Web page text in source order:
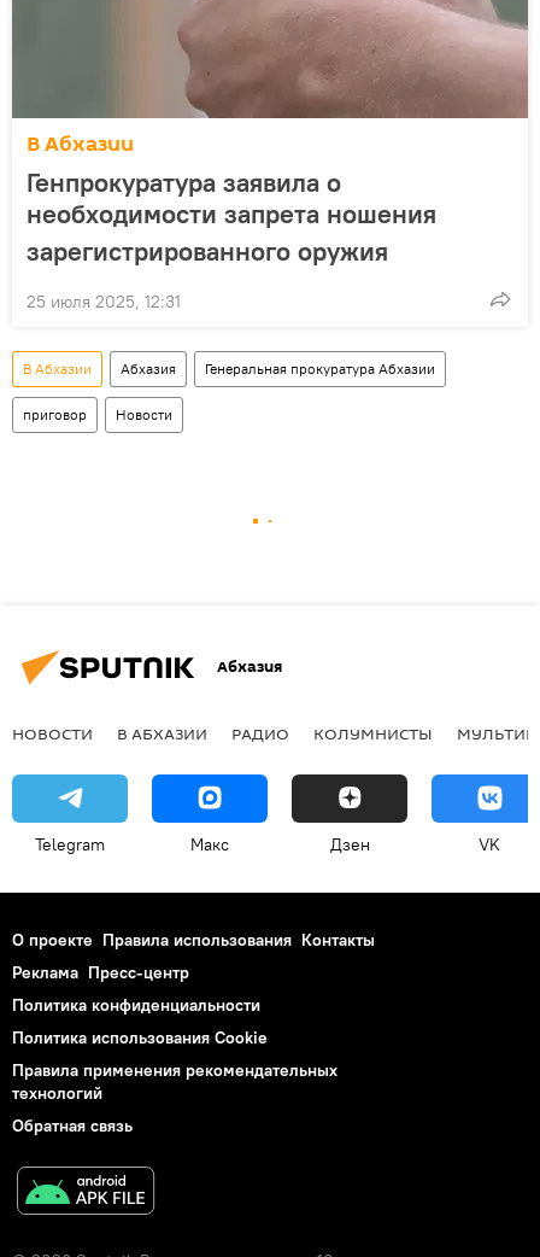
В Абхазии
Генпрокуратура заявила о
необходимости запрета ношения
зарегистрированного оружия
25 июля 2025, 12:31
В Абхазии Абхазия Генеральная прокуратура Абхазии
приговор Новости
Абхазия
НОВОСТИ В АБХАЗИИ РАДИО КОЛУМНИСТЫ
Telegram Макс Дзен VK
О проекте Правила использования Контакты
Реклама Пресс-центр
Политика конфиденциальности
Политика использования Cookie
Правила применения рекомендательных
технологий
Обратная связь